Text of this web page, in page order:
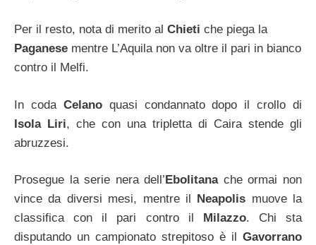
Per il resto, nota di merito al Chieti che piega la
Paganese mentre L’Aquila non va oltre il pari in bianco
contro il Melfi.
In coda Celanoquasi condannato dopo il crollo di
Isola Liri, che con una tripletta di Caira stende gli
abruzzesi.
Prosegue la serie nera dell’ Ebolitanache ormai non
vince da diversi mesi, mentre il
Neapolis muove la
classifica con il pari contro il
Milazzo. Chi sta
disputando un campionato strepitoso è il Gavorrano